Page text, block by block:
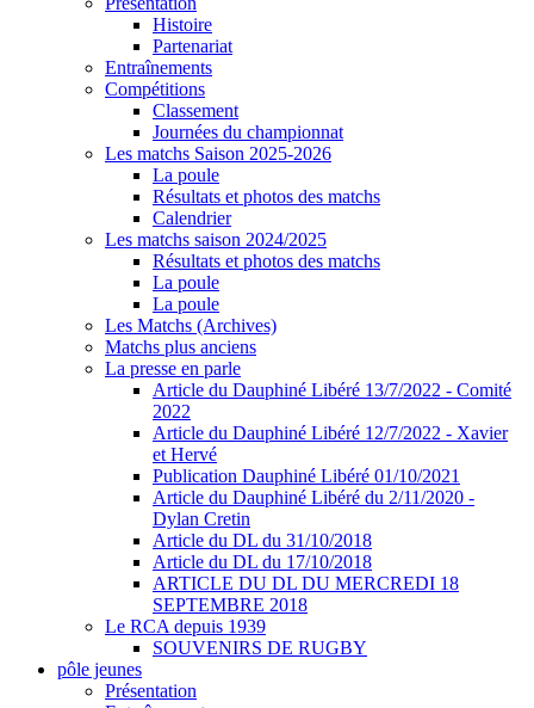
Histoire
Partenariat
Entraînements
Compétitions
Classement
Journées du championnat
Les matchs Saison 2025-2026
La poule
Résultats et photos des matchs
Calendrier
Les matchs saison 2024/2025
Résultats et photos des matchs
La poule
La poule
Les Matchs (Archives)
Matchs plus anciens
La presse en parle
Article du Dauphiné Libéré 13/7/2022 - Comité
2022
Article du Dauphiné Libéré 12/7/2022 - Xavier
et Hervé
Publication Dauphiné Libéré 01/10/2021
Article du Dauphiné Libéré du 2/11/2020 -
Dylan Cretin
Article du DL du 31/10/2018
Article du DL du 17/10/2018
ARTICLE DU DL DU MERCREDI 18
SEPTEMBRE 2018
Le RCA depuis 1939
SOUVENIRS DE RUGBY
pôle jeunes
Présentation